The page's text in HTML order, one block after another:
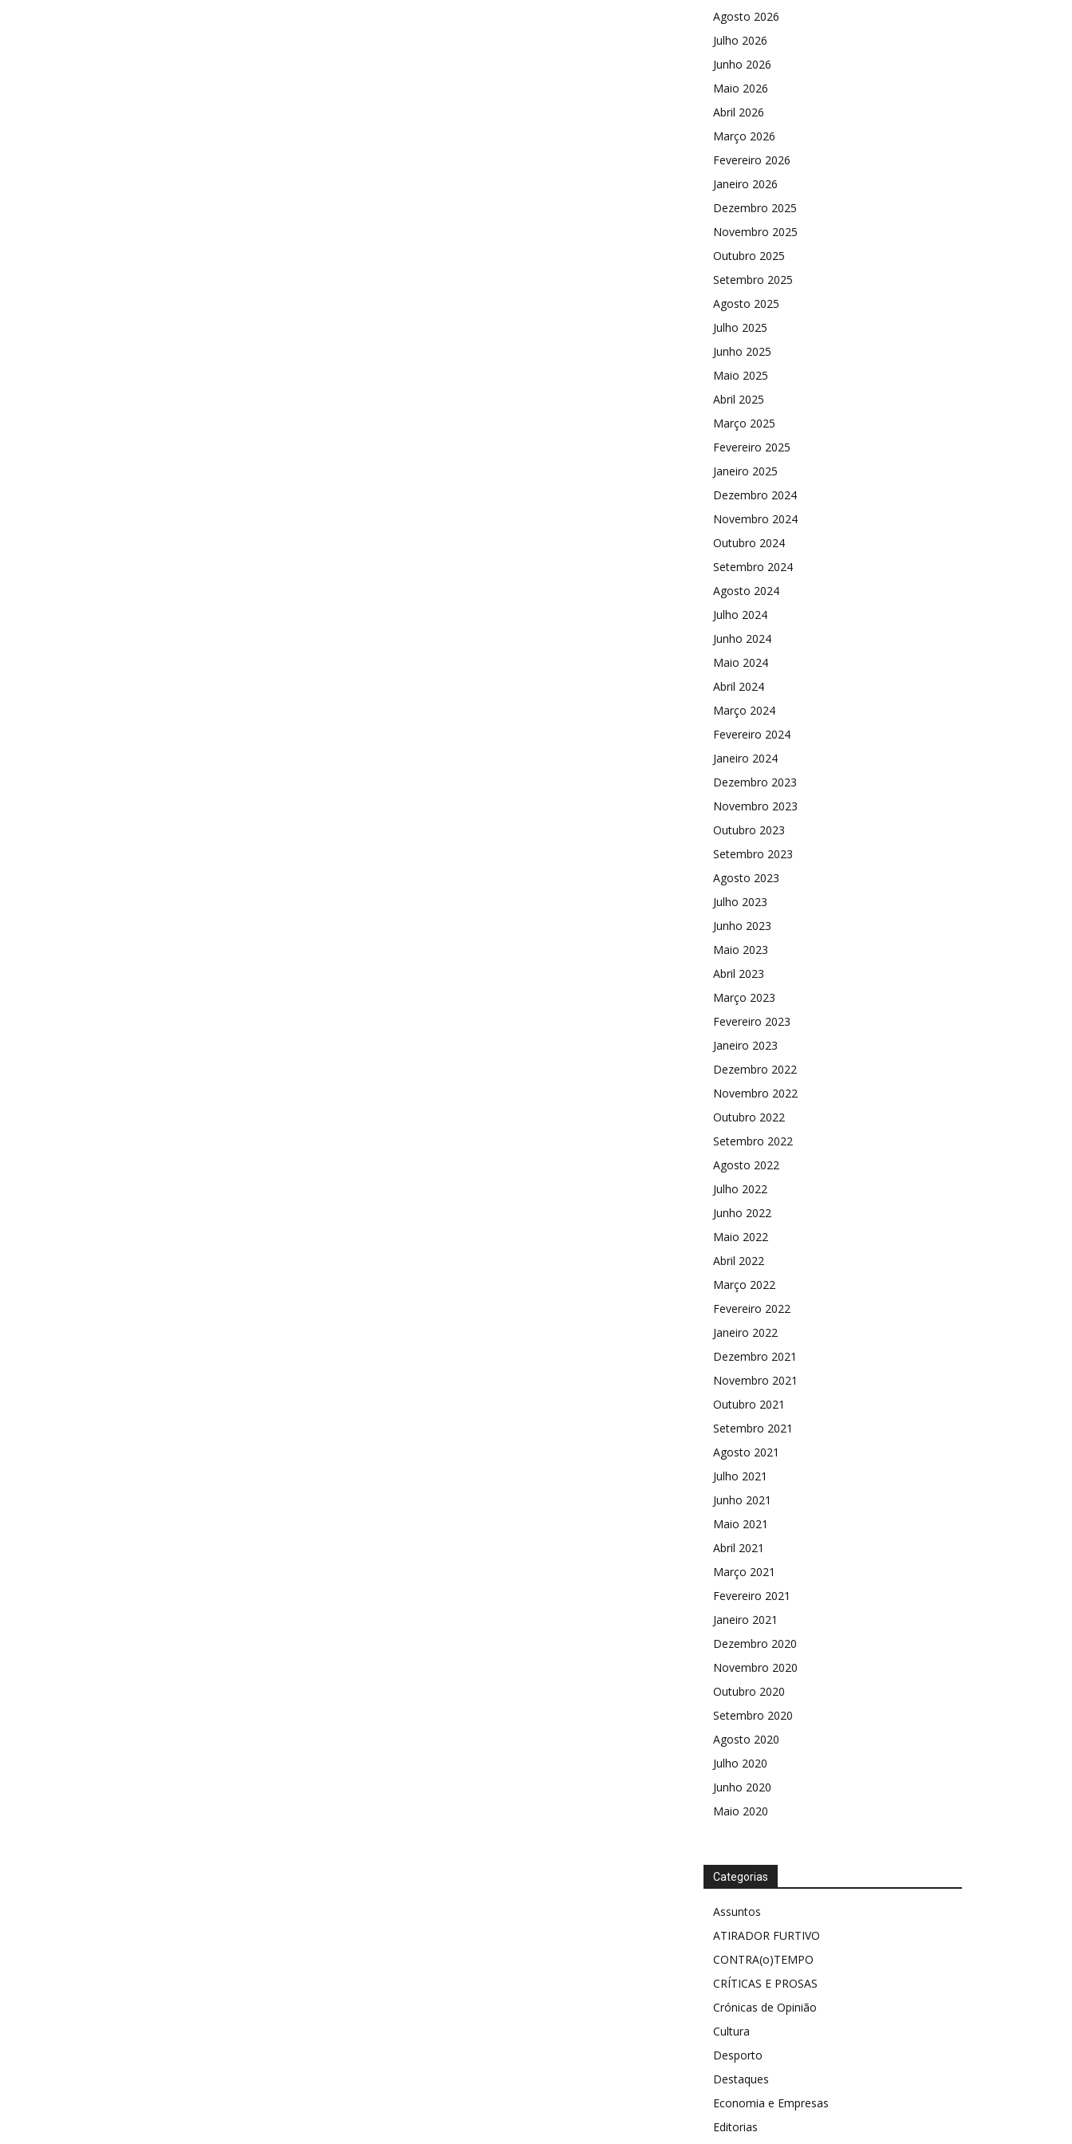
Agosto 2026
Julho 2026
Junho 2026
Maio 2026
Abril 2026
Março 2026
Fevereiro 2026
Janeiro 2026
Dezembro 2025
Novembro 2025
Outubro 2025
Setembro 2025
Agosto 2025
Julho 2025
Junho 2025
Maio 2025
Abril 2025
Março 2025
Fevereiro 2025
Janeiro 2025
Dezembro 2024
Novembro 2024
Outubro 2024
Setembro 2024
Agosto 2024
Julho 2024
Junho 2024
Maio 2024
Abril 2024
Março 2024
Fevereiro 2024
Janeiro 2024
Dezembro 2023
Novembro 2023
Outubro 2023
Setembro 2023
Agosto 2023
Julho 2023
Junho 2023
Maio 2023
Abril 2023
Março 2023
Fevereiro 2023
Janeiro 2023
Dezembro 2022
Novembro 2022
Outubro 2022
Setembro 2022
Agosto 2022
Julho 2022
Junho 2022
Maio 2022
Abril 2022
Março 2022
Fevereiro 2022
Janeiro 2022
Dezembro 2021
Novembro 2021
Outubro 2021
Setembro 2021
Agosto 2021
Julho 2021
Junho 2021
Maio 2021
Abril 2021
Março 2021
Fevereiro 2021
Janeiro 2021
Dezembro 2020
Novembro 2020
Outubro 2020
Setembro 2020
Agosto 2020
Julho 2020
Junho 2020
Maio 2020
Categorias
Assuntos
ATIRADOR FURTIVO
CONTRA(o)TEMPO
CRÍTICAS E PROSAS
Crónicas de Opinião
Cultura
Desporto
Destaques
Economia e Empresas
Editorias